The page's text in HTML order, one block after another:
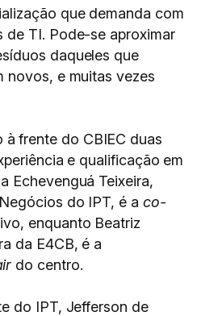
que demanda com
de TI. Pode-se aproximar
daqueles que
novos, e muitas vezes
à frente do CBIEC duas
e qualificação em
Echevenguá Teixeira,
do IPT, é a co-
enquanto Beatriz
da E4CB, é a
do centro.
do IPT, Jefferson de